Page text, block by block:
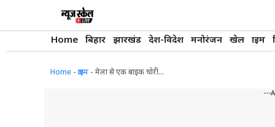
Home बिहार झारखंड देश-विदेश मनोरंजन खेल क्राइम
Home - क्राइम - मेला से एक बाइक चोरी…
---